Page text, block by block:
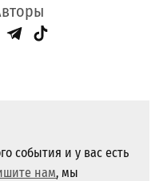
Telegram
TikTok
события и у вас есть
нам, мы